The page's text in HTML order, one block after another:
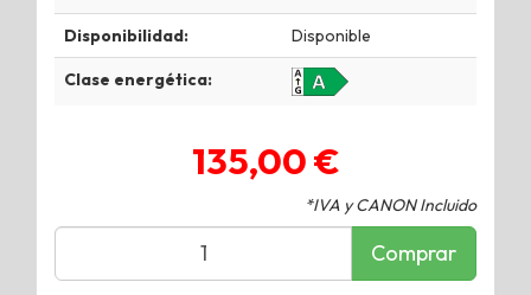
Disponibilidad: Disponible
Clase energética:
135,00 €
*IVA y CANON Incluido
Comprar